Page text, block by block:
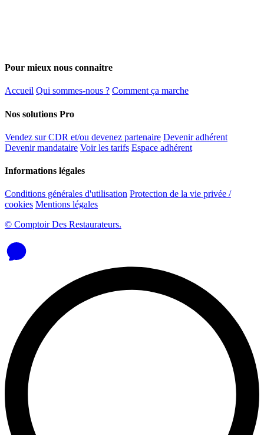
Pour mieux nous connaitre
Accueil Qui sommes-nous ? Comment ça marche
Nos solutions Pro
Vendez sur CDR et/ou devenez partenaire Devenir adhérent
Devenir mandataire Voir les tarifs Espace adhérent
Informations légales
Conditions générales d'utilisation Protection de la vie privée /
cookies Mentions légales
© Comptoir Des Restaurateurs.